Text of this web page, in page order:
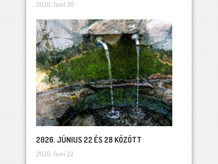
2026. Juni 30
2026. JÚNIUS 22 ÉS 28 KÖZÖTT
2026. Juni 22